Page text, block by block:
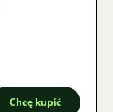
Chcę kupić